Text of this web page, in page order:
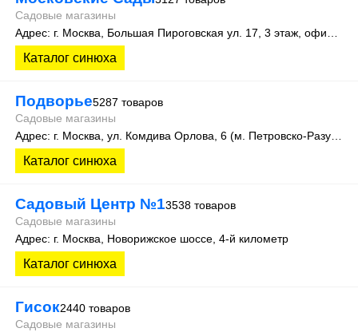
Садовые магазины
Каталог синюха
Подворье5287 товаров
Садовые магазины
Каталог синюха
Садовый Центр №13538 товаров
Садовые магазины
Адрес: г. Москва, Новорижское шоссе, 4-й километр
Каталог синюха
Гисок2440 товаров
Садовые магазины